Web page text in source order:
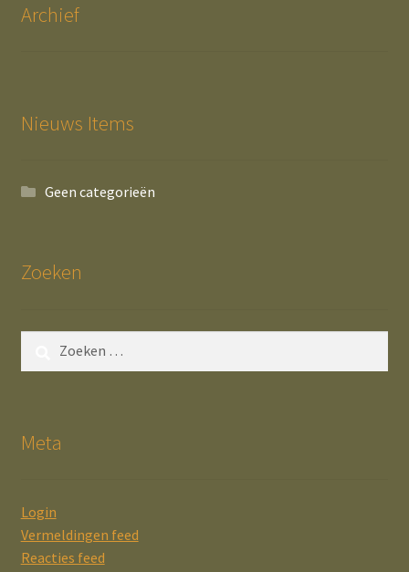
Archief
Nieuws Items
Geen categorieën
Zoeken
Meta
Login
Vermeldingen feed
Reacties feed